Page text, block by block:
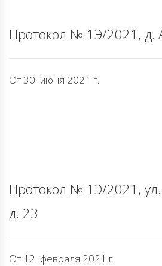
Протокол № 1Э/2021, д.
От 30 июня 2021 г.
Протокол № 1Э/2021,
д. 23
От 12 февраля 2021 г.